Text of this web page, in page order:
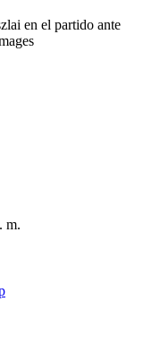
en el partido ante
m.